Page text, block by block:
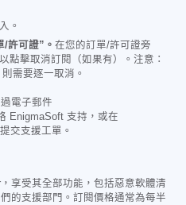
。
/許可證”。 在您的訂單/許可證旁
點擊取消訂閱（如果有）。注意：
需要逐一取消。
電子郵件
EnigmaSoft 支持，或在
交支援工單。
享受其全部功能，包括惡意軟體清
的支援部門。訂閱價格通常為每半